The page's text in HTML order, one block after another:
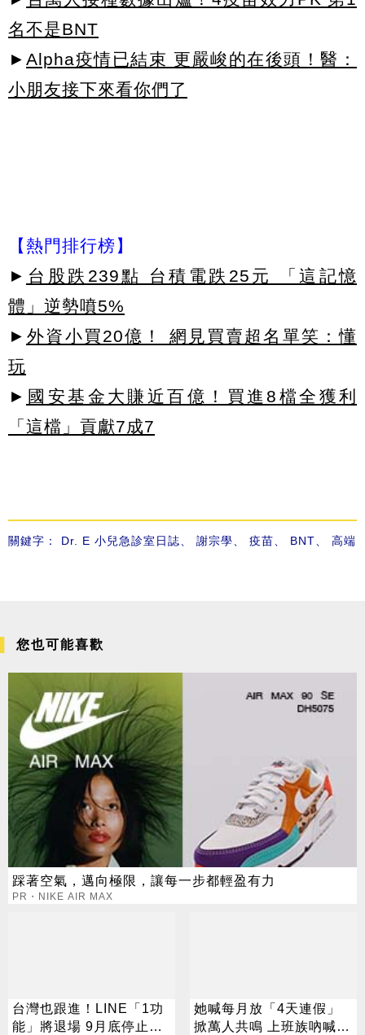
名不是BNT
► Alpha疫情已結束 更嚴峻的在後頭！醫：
小朋友接下來看你們了
【熱門排行榜】
► 台股跌239點 台積電跌25元 「這記憶
體」逆勢噴5%
► 外資小買20億！ 網見買賣超名單笑：懂
玩
► 國安基金大賺近百億！買進8檔全獲利
「這檔」貢獻7成7
關鍵字： Dr. E 小兒急診室日誌 謝宗學 疫苗 BNT 高端
您也可能喜歡
踩著空氣，邁向極限，讓每一步都輕盈有力
PR・NIKE AIR MAX
台灣也跟進！LINE「1功
能」將退場 9月底停止服
她喊每月放「4天連假」
掀萬人共鳴 上班族吶喊：